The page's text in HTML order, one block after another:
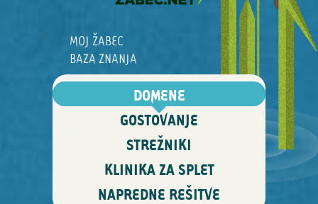
MOJ ŽABEC
BAZA ZNANJA
DOMENE
GOSTOVANJE
STREŽNIKI
KLINIKA ZA SPLET
NAPREDNE REŠITVE